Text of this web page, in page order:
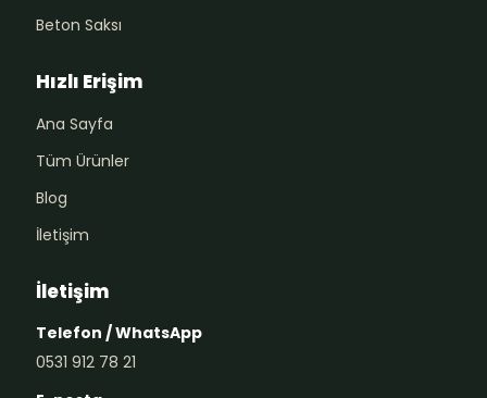
Beton Saksı
Hızlı Erişim
Ana Sayfa
Tüm Ürünler
Blog
İletişim
İletişim
Telefon / WhatsApp
0531 912 78 21